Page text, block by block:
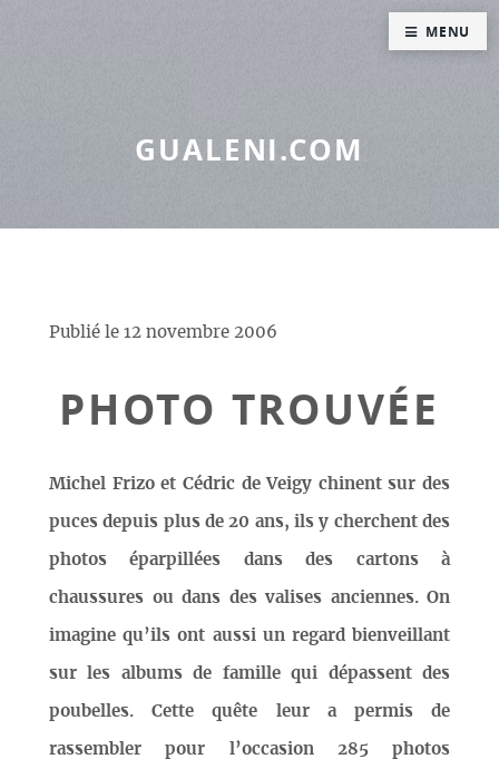
GUALENI.COM
Publié le 12 novembre 2006
PHOTO TROUVÉE
Michel Frizo et Cédric de Veigy chinent sur des
puces depuis plus de 20 ans, ils y cherchent des
photos éparpillées dans des cartons à
chaussures ou dans des valises anciennes. On
imagine qu’ils ont aussi un regard bienveillant
sur les albums de famille qui dépassent des
poubelles. Cette quête leur a permis de
rassembler pour l’occasion 285 photos
MENU